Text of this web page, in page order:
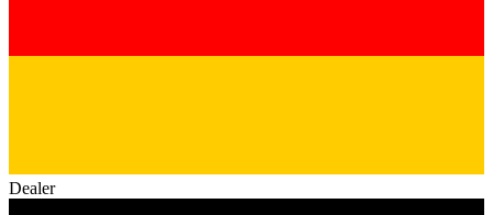
Dealer